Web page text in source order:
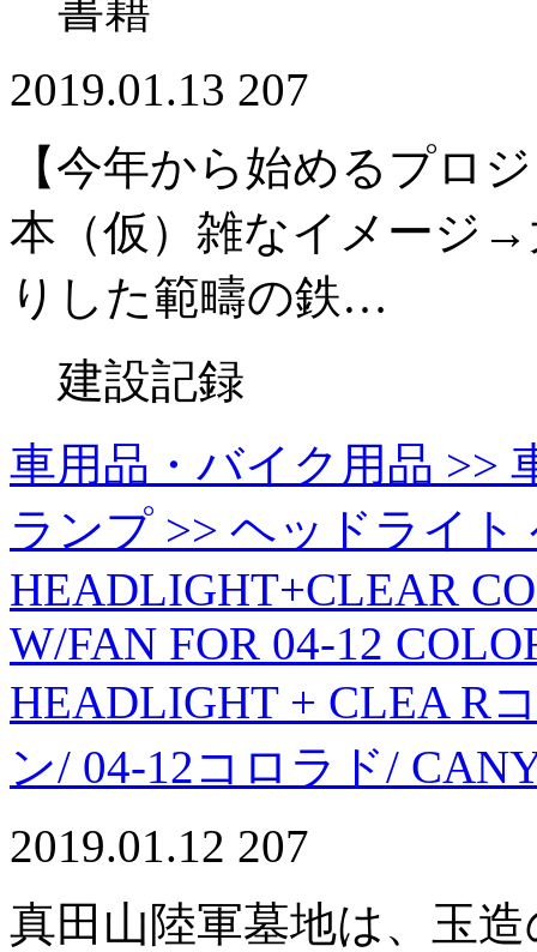
2019.01.13 207
【今年から始めるプロ
本（仮）雑なイメージ
りした範疇の鉄…
建設記録
車用品・バイク用品 >>
ランプ >> ヘッドライ
HEADLIGHT+CLEAR
W/FAN FOR 04-12
HEADLIGHT + CLEA R
ン/ 04-12コロラド/
2019.01.12 207
真田山陸軍墓地は、玉